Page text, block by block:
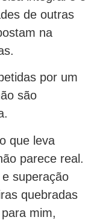
de outras
na
por um
são
que leva
parece real.
superação
quebradas
mim,